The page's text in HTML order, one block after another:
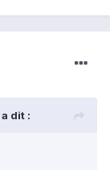
dit :